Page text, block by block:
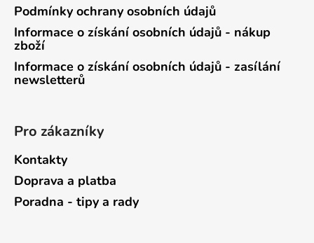
Podmínky ochrany osobních údajů
Informace o získání osobních údajů - nákup
zboží
Informace o získání osobních údajů - zasílání
newsletterů
Pro zákazníky
Kontakty
Doprava a platba
Poradna - tipy a rady